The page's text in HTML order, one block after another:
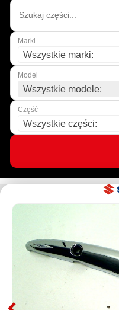
Marki
Wszystkie marki:
Model
Wszystkie modele:
Część
Wszystkie części: